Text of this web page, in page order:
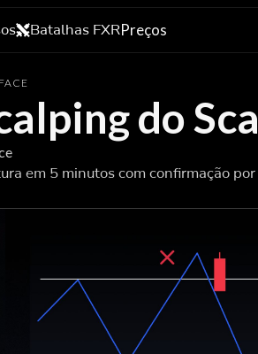
Batalhas FXRPreços
do
em 5 minutos com confirmação